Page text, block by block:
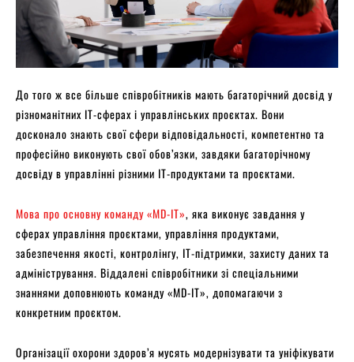
До того ж все більше співробітників мають багаторічний досвід у
різноманітних IT-сферах і управлінських проєктах. Вони
досконало знають свої сфери відповідальності, компетентно та
професійно виконують свої обов’язки, завдяки багаторічному
досвіду в управлінні різними IT-продуктами та проєктами.
Мова про основну команду «MD-IT», яка виконує завдання у
сферах управління проєктами, управління продуктами,
забезпечення якості, контролінгу, ІТ-підтримки, захисту даних та
адміністрування. Віддалені співробітники зі спеціальними
знаннями доповнюють команду «MD-IT», допомагаючи з
конкретним проєктом.
Організації охорони здоров’я мусять модернізувати та уніфікувати